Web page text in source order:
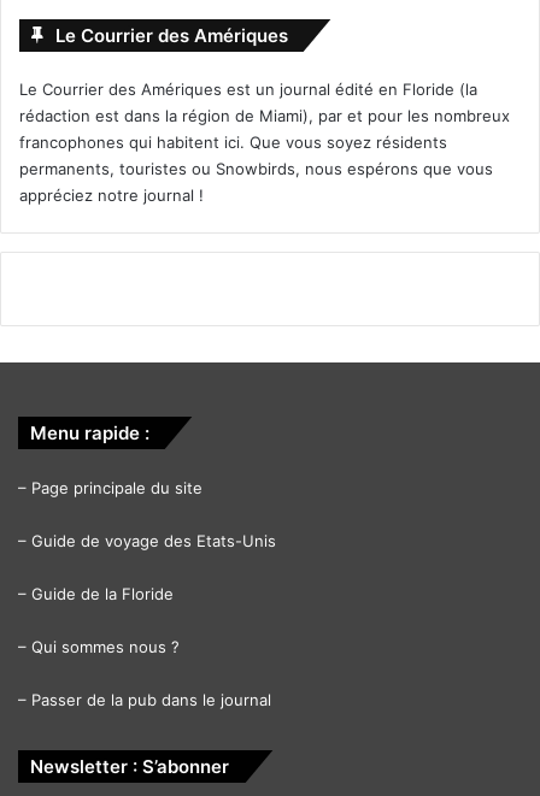
Le Courrier des Amériques
Le Courrier des Amériques est un journal édité en Floride (la
rédaction est dans la région de Miami), par et pour les nombreux
francophones qui habitent ici. Que vous soyez résidents
permanents, touristes ou Snowbirds, nous espérons que vous
appréciez notre journal !
Menu rapide :
– Page principale du site
– Guide de voyage des Etats-Unis
– Guide de la Floride
– Qui sommes nous ?
– Passer de la pub dans le journal
Newsletter : S’abonner